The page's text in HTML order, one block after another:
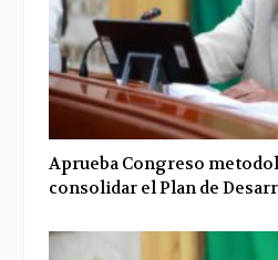
Aprueba Congreso
consolidar el Plan de